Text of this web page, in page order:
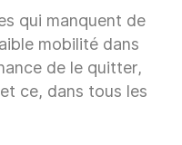
qui manquent de
mobilité dans
de le quitter,
ce, dans tous les